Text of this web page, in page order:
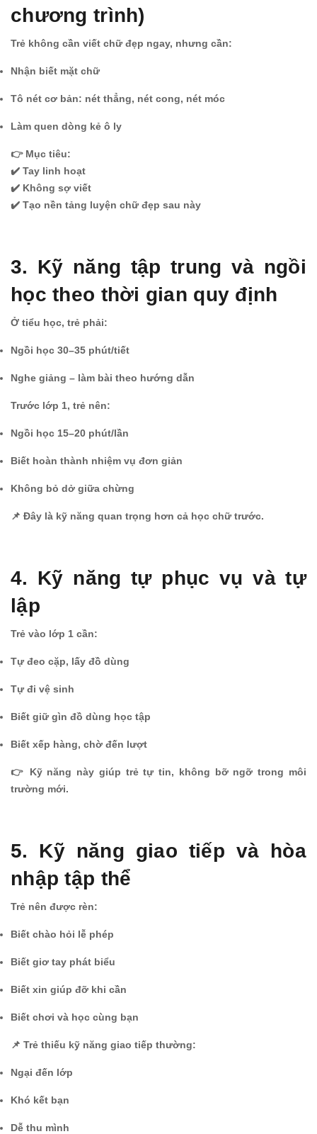
chương trình)
Trẻ không cần viết chữ đẹp ngay, nhưng cần:
Nhận biết mặt chữ
Tô nét cơ bản: nét thẳng, nét cong, nét móc
Làm quen dòng kẻ ô ly
👉 Mục tiêu:
✔️ Tay linh hoạt
✔️ Không sợ viết
✔️ Tạo nền tảng luyện chữ đẹp sau này
3. Kỹ năng tập trung và ngồi
học theo thời gian quy định
Ở tiểu học, trẻ phải:
Ngồi học 30–35 phút/tiết
Nghe giảng – làm bài theo hướng dẫn
Trước lớp 1, trẻ nên:
Ngồi học 15–20 phút/lần
Biết hoàn thành nhiệm vụ đơn giản
Không bỏ dở giữa chừng
📌 Đây là kỹ năng quan trọng hơn cả học chữ trước.
4. Kỹ năng tự phục vụ và tự
lập
Trẻ vào lớp 1 cần:
Tự đeo cặp, lấy đồ dùng
Tự đi vệ sinh
Biết giữ gìn đồ dùng học tập
Biết xếp hàng, chờ đến lượt
👉 Kỹ năng này giúp trẻ tự tin, không bỡ ngỡ trong môi
trường mới.
5. Kỹ năng giao tiếp và hòa
nhập tập thể
Trẻ nên được rèn:
Biết chào hỏi lễ phép
Biết giơ tay phát biểu
Biết xin giúp đỡ khi cần
Biết chơi và học cùng bạn
📌 Trẻ thiếu kỹ năng giao tiếp thường:
Ngại đến lớp
Khó kết bạn
Dễ thu mình